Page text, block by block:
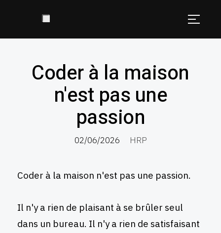
Coder à la maison
n'est pas une
passion
02/06/2026 HRP
Coder à la maison n'est pas une passion.
Il n'y a rien de plaisant à se brûler seul
dans un bureau. Il n'y a rien de satisfaisant